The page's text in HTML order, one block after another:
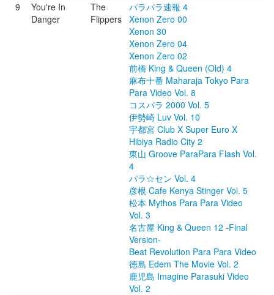
9
You're In
Danger
The
Flippers
パラパラ速報 4
Xenon Zero 00
Xenon 30
Xenon Zero 04
Xenon Zero 02
前橋 King & Queen (Old) 4
麻布十番 Maharaja Tokyo Para
Para Video Vol. 8
コスパラ 2000 Vol. 5
伊勢崎 Luv Vol. 10
宇都宮 Club X Super Euro X
Hibiya Radio City 2
東山 Groove ParaPara Flash Vol.
4
パラ☆セン Vol. 4
彦根 Cafe Kenya Stinger Vol. 5
松本 Mythos Para Para Video
Vol. 3
名古屋 King & Queen 12 -Final
Version-
Beat Revolution Para Para Video
徳島 Edem The Movie Vol. 2
鹿児島 Imagine Parasuki Video
Vol. 2